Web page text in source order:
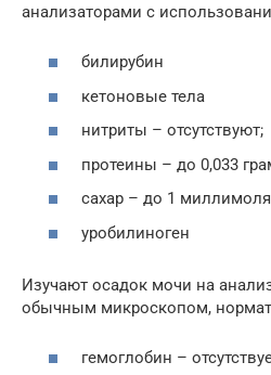
анализаторами с
билирубин
кетоновые тела
нитриты – отсутствуют;
протеины – до 0,033
сахар – до 1
уробилиноген
Изучают осадок мочи на
обычным микроскопом,
гемоглобин –